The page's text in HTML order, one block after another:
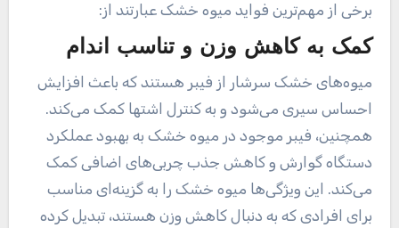
برخی از مهم‌ترین فواید میوه خشک عبارتند از:
کمک به کاهش وزن و تناسب اندام
میوه‌های خشک سرشار از فیبر هستند که باعث افزایش
احساس سیری می‌شود و به کنترل اشتها کمک می‌کند.
همچنین، فیبر موجود در میوه خشک به بهبود عملکرد
دستگاه گوارش و کاهش جذب چربی‌های اضافی کمک
می‌کند. این ویژگی‌ها میوه خشک را به گزینه‌ای مناسب
برای افرادی که به دنبال کاهش وزن هستند، تبدیل کرده